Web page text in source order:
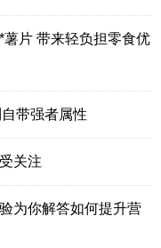
片 带来轻负担零食优
带强者属性
关注
为你解答如何提升营